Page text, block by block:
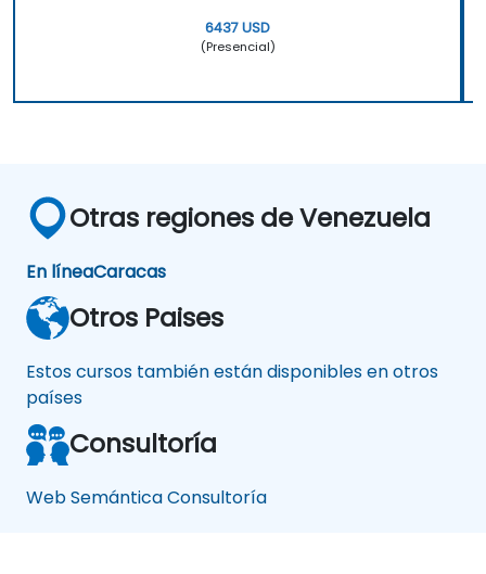
6437 USD
(Presencial)
Otras regiones de Venezuela
En líneaCaracas
Otros Paises
Estos cursos también están disponibles en otros
países
Consultoría
Web Semántica Consultoría